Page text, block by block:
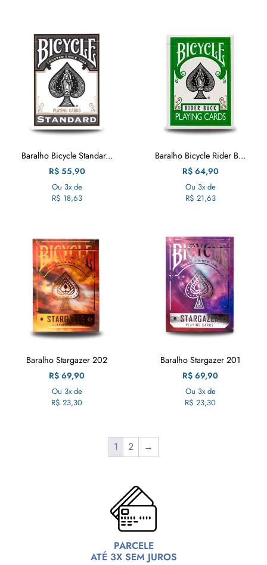
Baralho Bicycle Standar...
R$55,90
Ou 3x de
R$ 18,63
Baralho Bicycle Rider B...
R$64,90
Ou 3x de
R$ 21,63
Baralho Stargazer 202
R$ 69,90
Ou 3x de
R$ 23,30
Baralho Stargazer 201
R$ 69,90
Ou 3x de
R$ 23,30
1 2 →
PARCELE
ATÉ 3X SEM JUROS